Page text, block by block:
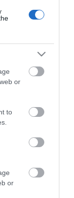
or
to
or
wzorami o
·
rozszerza